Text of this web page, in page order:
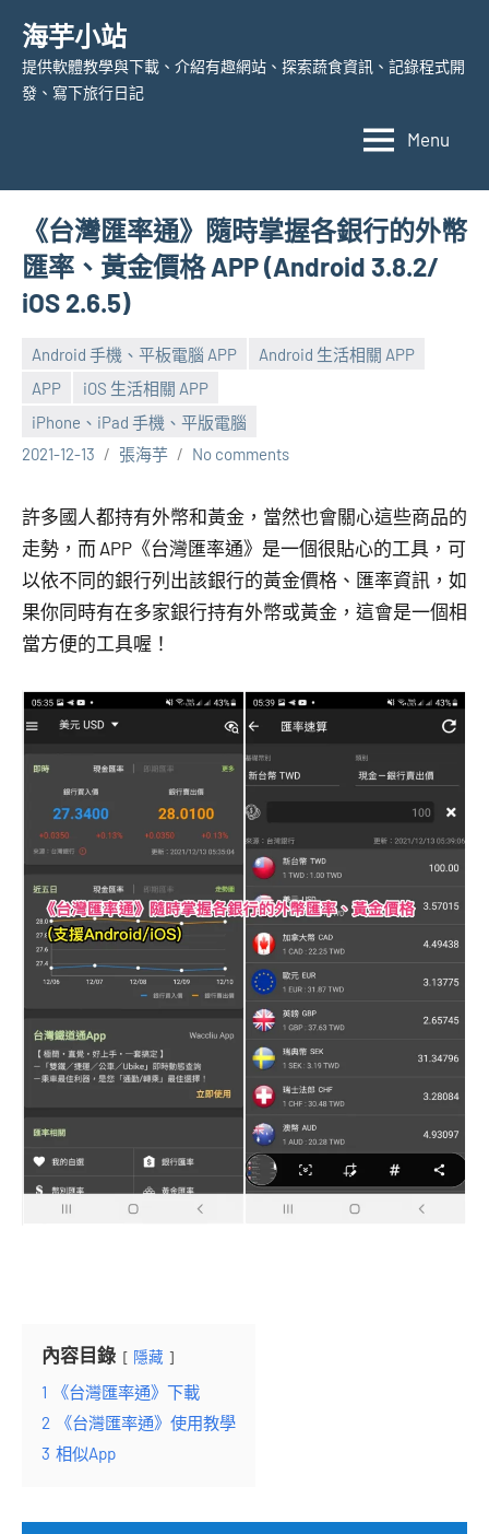
content
海芋小站
提供軟體教學與下載、介紹有趣網站、探索蔬食資訊、記錄程式開
發、寫下旅行日記
Menu
《台灣匯率通》隨時掌握各銀行的外幣
匯率、黃金價格 APP (Android 3.8.2/
iOS 2.6.5)
Android 手機、平板電腦 APP
Android 生活相關 APP
APP
iOS 生活相關 APP
iPhone、iPad 手機、平版電腦
2021-12-13
張海芋 No comments
許多國人都持有外幣和黃金，當然也會關心這些商品的
走勢，而 APP《台灣匯率通》是一個很貼心的工具，可
以依不同的銀行列出該銀行的黃金價格、匯率資訊，如
果你同時有在多家銀行持有外幣或黃金，這會是一個相
當方便的工具喔！
內容目錄 隱藏
1
《台灣匯率通》下載
2
《台灣匯率通》使用教學
3 相似App